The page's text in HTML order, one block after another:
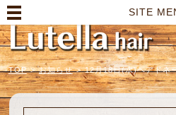
SITE
TOP > お知らせ > 12月18日(水)ヘアドネ